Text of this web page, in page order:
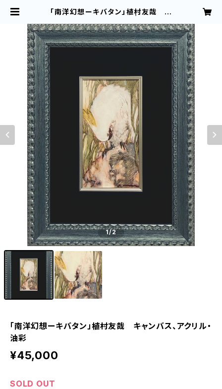
「南洋幻想ーキバタン」植村友哉 キ
1/2
「南洋幻想ーキバタン」植村友哉 キャンバス、アクリル・
油彩
¥45,000
SOLD OUT